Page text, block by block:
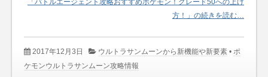
「バトルエージェント攻略おすすめポケモン！グレード50への上げ
方！」の続きを読む…
2017年12月3日 ウルトラサンムーンから新機能や新要素 •ポ
ケモンウルトラサンムーン攻略情報